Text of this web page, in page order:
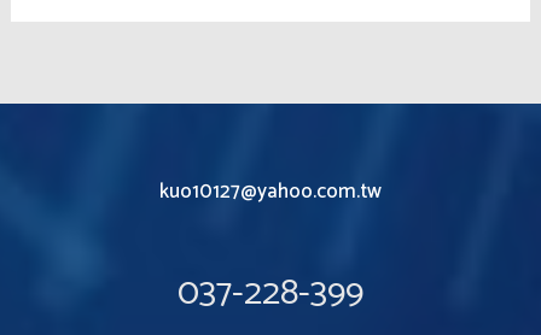
kuo10127@yahoo.com.tw
037-228-399